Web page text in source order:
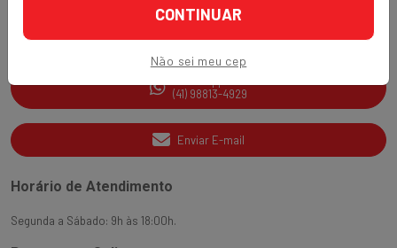
CONTINUAR
Não sei meu cep
SAC
(41) 3538-2177
(41) 98813-4929
Enviar E-mail
Horário de Atendimento
Segunda a Sábado: 9h às 18:00h.